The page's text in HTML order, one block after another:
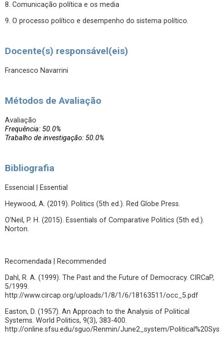
8. Comunicação política e os media
9. O processo político e desempenho do sistema político.
Docente(s) responsável(eis)
Francesco Navarrini
Métodos de Avaliação
Avaliação
Frequência: 50.0%
Trabalho de investigação: 50.0%
Bibliografia
Essencial | Essential
Heywood, A. (2019). Politics (5th ed.). Red Globe Press.
O’Neil, P. H. (2015). Essentials of Comparative Politics (5th ed.).
Norton.
Recomendada | Recommended
Dahl, R. A. (1999). The Past and the Future of Democracy. CIRCaP,
5/1999.
http://www.circap.org/uploads/1/8/1/6/18163511/occ_5.pdf
Easton, D. (1957). An Approach to the Analysis of Political
Systems. World Politics, 9(3), 383-400.
http://online.sfsu.edu/sguo/Renmin/June2_system/